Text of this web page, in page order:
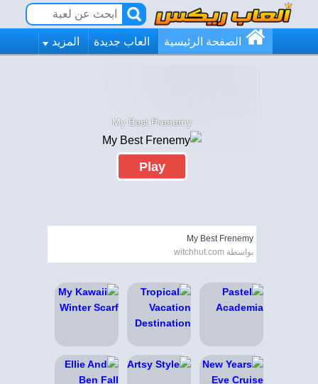
الصفحة الرئيسية العاب جديدة المزيد
My Best Frenemy
Play
My Best Frenemy
بواسطة witchhut.com